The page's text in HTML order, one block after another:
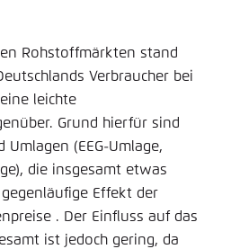
Rohstoffmärkten stand
Verbraucher bei
leichte
Grund hierfür sind
(EEG-Umlage,
die insgesamt etwas
Effekt der
. Der Einfluss auf das
ist jedoch gering, da